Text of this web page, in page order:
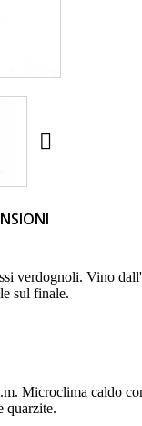

verdognoli. Vino
sul finale.
Microclima caldo
quarzite.